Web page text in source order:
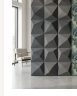
Podcast-
Besserer
Klang,
bessere
Optik